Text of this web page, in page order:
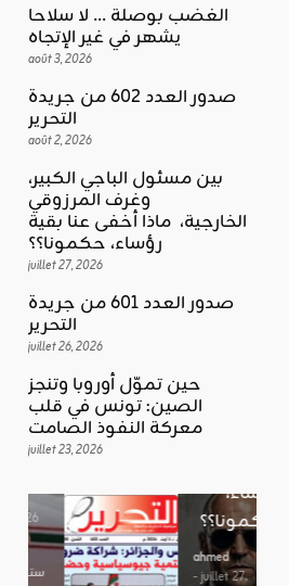
الغضب بوصلة … لا سلاحا
يشهر في غير الإتجاه
août 3, 2026
صدور العدد 602 من جريدة
التحرير
août 2, 2026
بين مسئول الباجي الكبير،
وغرف المرزوقي
الخارجية، ماذا أخفى عنا بقية
رؤساء، حكمونا؟؟
juillet 27, 2026
صدور العدد 601 من جريدة
التحرير
juillet 26, 2026
حين تموّل أوروبا وتنجز
الصين: تونس في قلب
معركة النفوذ الصامت
juillet 23, 2026
بين
الباجي
المرزوقي
الخارجية،
ماذا أخفى
رؤساء،
حكمونا؟؟
ahmed
- juillet 27,